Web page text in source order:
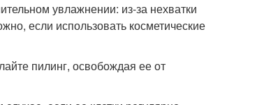
увлажнении: из-за нехватки
если использовать косметические
пилинг, освобождая ее от